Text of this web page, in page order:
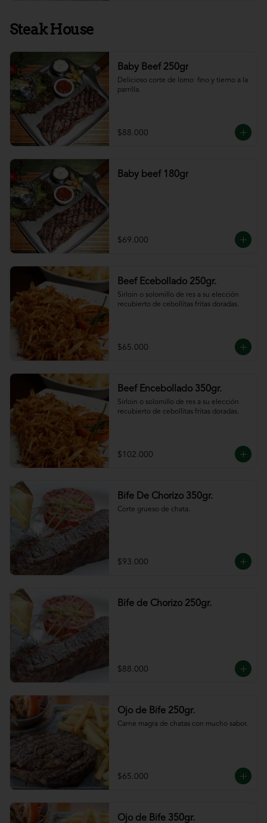
Steak House
Baby Beef 250gr
Delicioso corte de lomo  fino y tierno a la
parrilla.
$88.000
Baby beef 180gr
$69.000
Beef Ecebollado 250gr.
Sirloin o solomillo de res a su elección
recubierto de cebollitas fritas doradas.
$65.000
Beef Encebollado 350gr.
Sirloin o solomillo de res a su elección
recubierto de cebollitas fritas doradas.
$102.000
Bife De Chorizo 350gr.
Corte grueso de chata.
$93.000
Bife de Chorizo 250gr.
$88.000
Ojo de Bife 250gr.
Carne magra de chatas con mucho sabor.
$65.000
Ojo de Bife 350gr.